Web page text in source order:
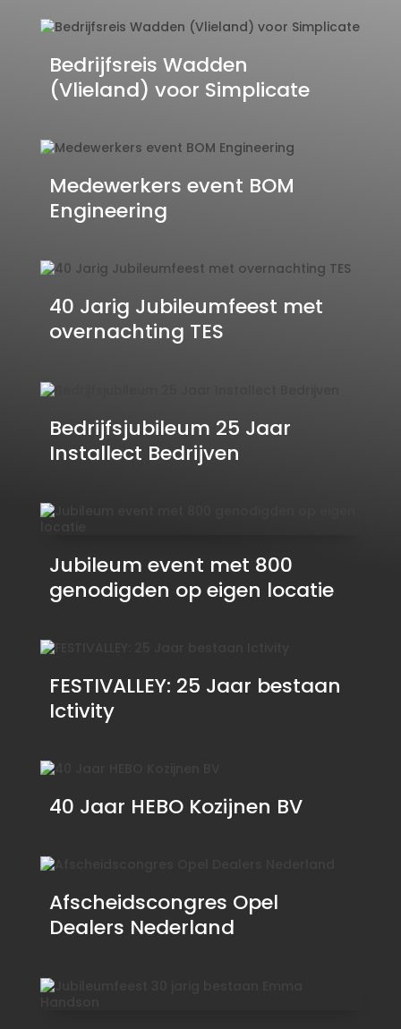
Bedrijfsreis Wadden
(Vlieland) voor Simplicate
Medewerkers event BOM
Engineering
40 Jarig Jubileumfeest met
overnachting TES
Bedrijfsjubileum 25 Jaar
Installect Bedrijven
Jubileum event met 800
genodigden op eigen locatie
FESTIVALLEY: 25 Jaar bestaan
Ictivity
40 Jaar HEBO Kozijnen BV
Afscheidscongres Opel
Dealers Nederland